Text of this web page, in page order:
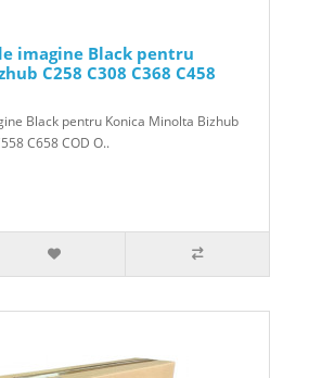
imagine Black pentru
C258 C308 C368 C458
Black pentru Konica Minolta Bizhub
C658 COD O..